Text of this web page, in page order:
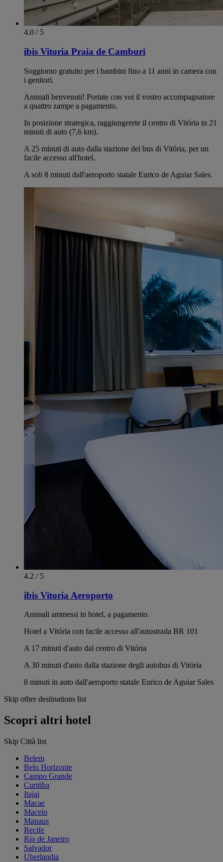
4.0 / 5
ibis Vitoria Praia de Camburi
Soggiorno gratuito per i bambini fino a 11 anni in camera con
i genitori.
Animali benvenuti! Portate con voi il vostro accompagnatore
a quattro zampe a pagamento.
In posizione strategica, raggiungerete il centro di Vitória in 21
minuti di auto (7,6 km).
A 25 minuti di auto dalla stazione dei bus di Vitória, per un
facile accesso all'hotel.
A soli 8 minuti dall'aeroporto statale Eurico de Aguiar Sales.
4.2 / 5
ibis Vitoria Aeroporto
Animali ammessi in hotel, a pagamento.
Hotel a Vitória con facile accesso all'autostrada BR 101
A 17 minuti d'auto dal centro di Vitória
A 30 minuti d'auto dalla stazione degli autobus di Vitória
8 minuti in auto dall'aeroporto statale Eurico de Aguiar Sales
Skip other destinations list
Scopri altri hotel
Skip Città list
Belem
Belo Horizonte
Campo Grande
Curitiba
Itajai
Macae
Maceio
Manaus
Recife
Río de Janeiro
Salvador
Uberlandia